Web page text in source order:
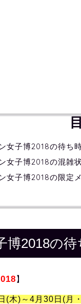
女子博2018の待ち
女子博2018の混雑
女子博2018の限定
博2018の
】
(木)～4月30日(月